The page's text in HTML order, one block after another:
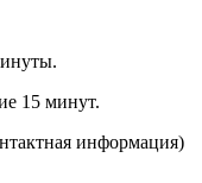
15 минут.
информация)